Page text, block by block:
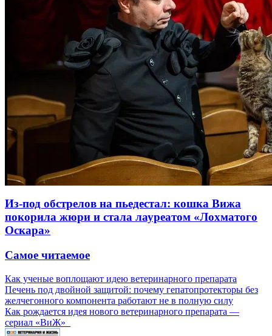
Из-под обстрелов на пьедестал: кошка Вижа
покорила жюри и стала лауреатом «Лохматого
Оскара»
Самое читаемое
Как ученые воплощают идею ветеринарного препарата
Печень под двойной защитой: почему гепатопротекторы без
желчегонного компонента работают не в полную силу
Как рождается идея нового ветеринарного препарата —
сериал «ВиЖ»